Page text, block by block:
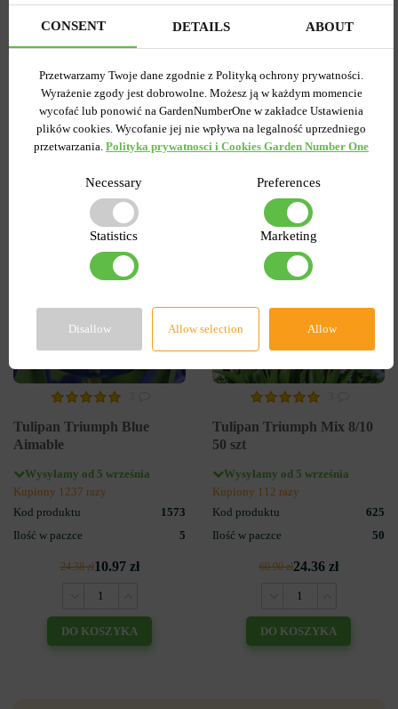
Wysyłamy od 5 września
Kupiony 1956 razy
7.58 zł
Wysyłamy od 5 września
Kupiony 217 razy
15.27 zł6.87 zł
Tulipan Triumph Blue
Aimable
Wysyłamy od 5 września
Kupiony 1237 razy
Kod produktu
1573
Ilość w paczce
5
24.38 zł10.97 zł
DO KOSZYKA
Tulipan Triumph Mix 8/10
50 szt
Wysyłamy od 5 września
Kupiony 112 razy
Kod produktu
625
Ilość w paczce
50
60.90 zł24.36 zł
DO KOSZYKA
CONSENT DETAILS ABOUT
Przetwarzamy Twoje dane zgodnie z Polityką ochrony prywatności.
Wyrażenie zgody jest dobrowolne. Możesz ją w każdym momencie
wycofać lub ponowić na GardenNumberOne w zakładce Ustawienia
plików cookies. Wycofanie jej nie wpływa na legalność uprzedniego
przetwarzania. Polityka prywatnosci i Cookies Garden Number One
Necessary Preferences
Statistics Marketing
Disallow Allow selection Allow